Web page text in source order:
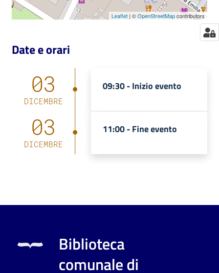
Leaflet | ©OpenStreetMapcontributors
Date e orari
03
DICEMBRE
09:30 -Inizio evento
03
DICEMBRE
11:00 -Fine evento
Biblioteca
comunale di